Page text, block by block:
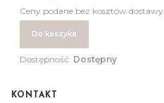
Ceny podane bez kosztów dostawy.
Do koszyka
Dostępność: Dostępny
Linki w stopce
KONTAKT